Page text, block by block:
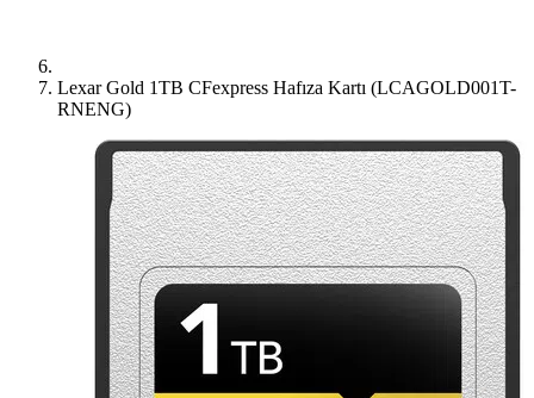
Lexar Gold 1TB CFexpress Hafıza Kartı (LCAGOLD001T-
RNENG)